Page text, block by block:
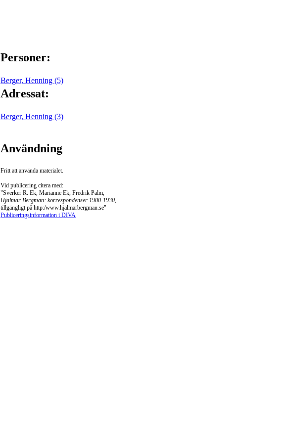
Personer:
Berger, Henning (5)
Adressat:
Berger, Henning (3)
Användning
Fritt att använda materialet.
Vid publicering citera med:
"Sverker R. Ek, Marianne Ek, Fredrik Palm,
Hjalmar Bergman: korrespondenser 1900-1930,
tillgängligt på http:/www.hjalmarbergman.se"
Publiceringsinformation i DIVA